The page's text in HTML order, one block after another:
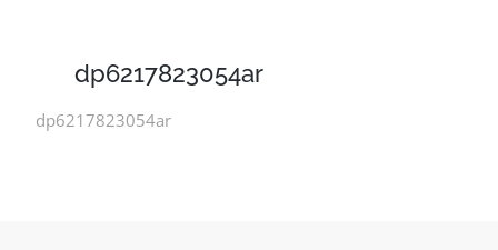
dp6217823054ar
dp6217823054ar